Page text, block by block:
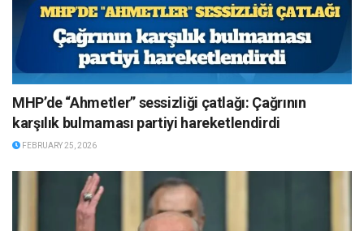
MHP’de “Ahmetler” sessizliği çatlağı: Çağrının
karşılık bulmaması partiyi hareketlendirdi
FEBRUARY 25, 2026